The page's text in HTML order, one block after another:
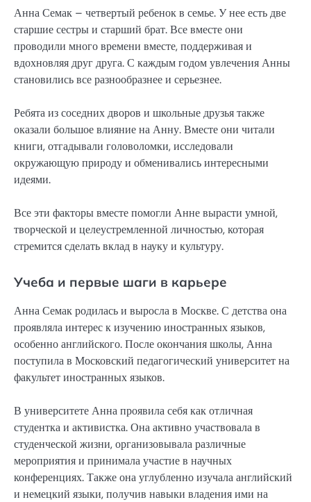
Анна Семак – четвертый ребенок в семье. У нее есть две
старшие сестры и старший брат. Все вместе они
проводили много времени вместе, поддерживая и
вдохновляя друг друга. С каждым годом увлечения Анны
становились все разнообразнее и серьезнее.
Ребята из соседних дворов и школьные друзья также
оказали большое влияние на Анну. Вместе они читали
книги, отгадывали головоломки, исследовали
окружающую природу и обменивались интересными
идеями.
Все эти факторы вместе помогли Анне вырасти умной,
творческой и целеустремленной личностью, которая
стремится сделать вклад в науку и культуру.
Учеба и первые шаги в карьере
Анна Семак родилась и выросла в Москве. С детства она
проявляла интерес к изучению иностранных языков,
особенно английского. После окончания школы, Анна
поступила в Московский педагогический университет на
факультет иностранных языков.
В университете Анна проявила себя как отличная
студентка и активистка. Она активно участвовала в
студенческой жизни, организовывала различные
мероприятия и принимала участие в научных
конференциях. Также она углубленно изучала английский
и немецкий языки, получив навыки владения ими на